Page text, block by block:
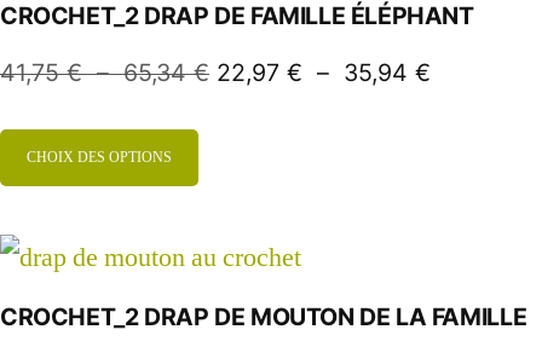
CROCHET_2 DRAP DE FAMILLE ÉLÉPHANT
41,75€ – 65,34€ 22,97 € – 35,94 €
CHOIX DES OPTIONS
CROCHET_2 DRAP DE MOUTON DE LA FAMILLE